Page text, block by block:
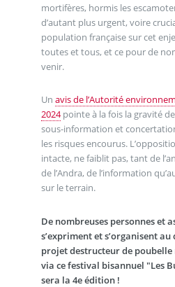
mortifères, hormis les
d’autant plus urgent, voire
population française sur cet
toutes et tous, et ce pour de
venir.
Un avis de l’Autorité
2024pointe à la fois la gravité
sous-information et
les risques encourus.
intacte, ne faiblit pas, tant de
de l’Andra, de l’information
sur le terrain.
De nombreuses personnes et
s’expriment et s’organisent
projet destructeur de
via ce festival bisannuel "Les
sera la 4e édition !